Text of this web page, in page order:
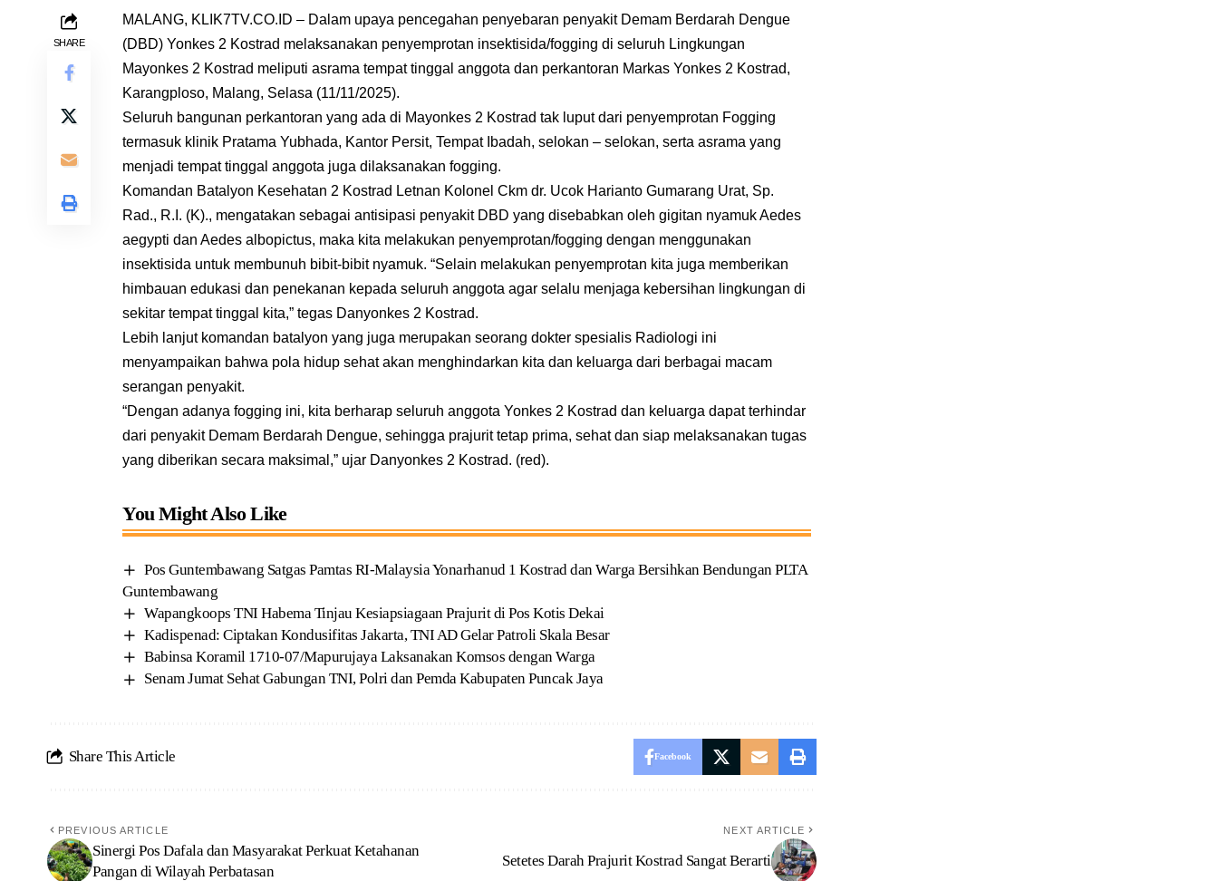
SHARE
MALANG, KLIK7TV.CO.ID – Dalam upaya pencegahan penyebaran penyakit Demam Berdarah Dengue
(DBD) Yonkes 2 Kostrad melaksanakan penyemprotan insektisida/fogging di seluruh Lingkungan
Mayonkes 2 Kostrad meliputi asrama tempat tinggal anggota dan perkantoran Markas Yonkes 2 Kostrad,
Karangploso, Malang, Selasa (11/11/2025).
Seluruh bangunan perkantoran yang ada di Mayonkes 2 Kostrad tak luput dari penyemprotan Fogging
termasuk klinik Pratama Yubhada, Kantor Persit, Tempat Ibadah, selokan – selokan, serta asrama yang
menjadi tempat tinggal anggota juga dilaksanakan fogging.
Komandan Batalyon Kesehatan 2 Kostrad Letnan Kolonel Ckm dr. Ucok Harianto Gumarang Urat, Sp.
Rad., R.I. (K)., mengatakan sebagai antisipasi penyakit DBD yang disebabkan oleh gigitan nyamuk Aedes
aegypti dan Aedes albopictus, maka kita melakukan penyemprotan/fogging dengan menggunakan
insektisida untuk membunuh bibit-bibit nyamuk. “Selain melakukan penyemprotan kita juga memberikan
himbauan edukasi dan penekanan kepada seluruh anggota agar selalu menjaga kebersihan lingkungan di
sekitar tempat tinggal kita,” tegas Danyonkes 2 Kostrad.
Lebih lanjut komandan batalyon yang juga merupakan seorang dokter spesialis Radiologi ini
menyampaikan bahwa pola hidup sehat akan menghindarkan kita dan keluarga dari berbagai macam
serangan penyakit.
“Dengan adanya fogging ini, kita berharap seluruh anggota Yonkes 2 Kostrad dan keluarga dapat terhindar
dari penyakit Demam Berdarah Dengue, sehingga prajurit tetap prima, sehat dan siap melaksanakan tugas
yang diberikan secara maksimal,” ujar Danyonkes 2 Kostrad. (red).
You Might Also Like
Pos Guntembawang Satgas Pamtas RI-Malaysia Yonarhanud 1 Kostrad dan Warga Bersihkan Bendungan PLTA
Guntembawang
Wapangkoops TNI Habema Tinjau Kesiapsiagaan Prajurit di Pos Kotis Dekai
Kadispenad: Ciptakan Kondusifitas Jakarta, TNI AD Gelar Patroli Skala Besar
Babinsa Koramil 1710-07/Mapurujaya Laksanakan Komsos dengan Warga
Senam Jumat Sehat Gabungan TNI, Polri dan Pemda Kabupaten Puncak Jaya
Share This Article Facebook
PREVIOUS ARTICLE
Sinergi Pos Dafala dan Masyarakat Perkuat Ketahanan
Pangan di Wilayah Perbatasan
NEXT ARTICLE
Setetes Darah Prajurit Kostrad Sangat Berarti